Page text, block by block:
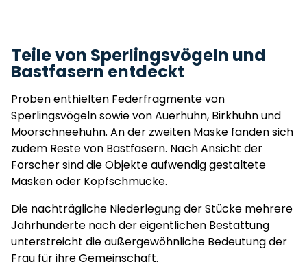
Teile von Sperlingsvögeln und
Bastfasern entdeckt
Proben enthielten Federfragmente von
Sperlingsvögeln sowie von Auerhuhn, Birkhuhn und
Moorschneehuhn. An der zweiten Maske fanden sich
zudem Reste von Bastfasern. Nach Ansicht der
Forscher sind die Objekte aufwendig gestaltete
Masken oder Kopfschmucke.
Die nachträgliche Niederlegung der Stücke mehrere
Jahrhunderte nach der eigentlichen Bestattung
unterstreicht die außergewöhnliche Bedeutung der
Frau für ihre Gemeinschaft.